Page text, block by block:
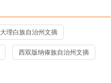
大理白族自治州文摘
西双版纳傣族自治州文摘